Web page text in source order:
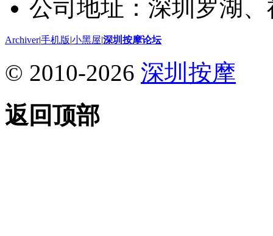
公司地址：深圳罗湖
Archiver|手机版|小黑屋|深圳按摩论坛
© 2010-2026 深圳按摩
返回顶部